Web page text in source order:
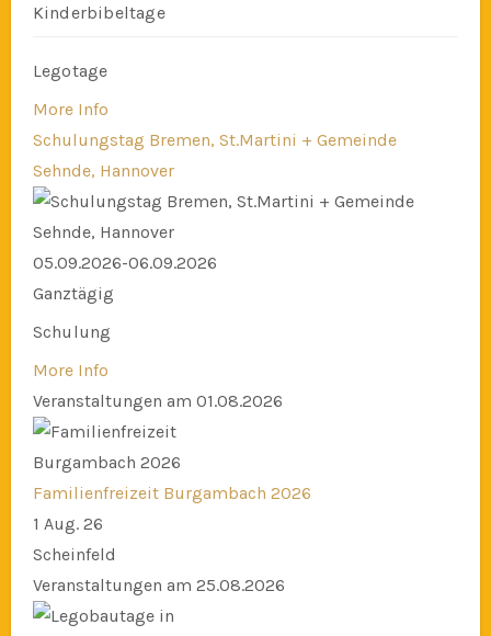
Kinderbibeltage
Legotage
More Info
Schulungstag Bremen, St.Martini + Gemeinde
Sehnde, Hannover
05.09.2026-06.09.2026
Ganztägig
Schulung
More Info
Veranstaltungen am 01.08.2026
Familienfreizeit Burgambach 2026
1 Aug. 26
Scheinfeld
Veranstaltungen am 25.08.2026